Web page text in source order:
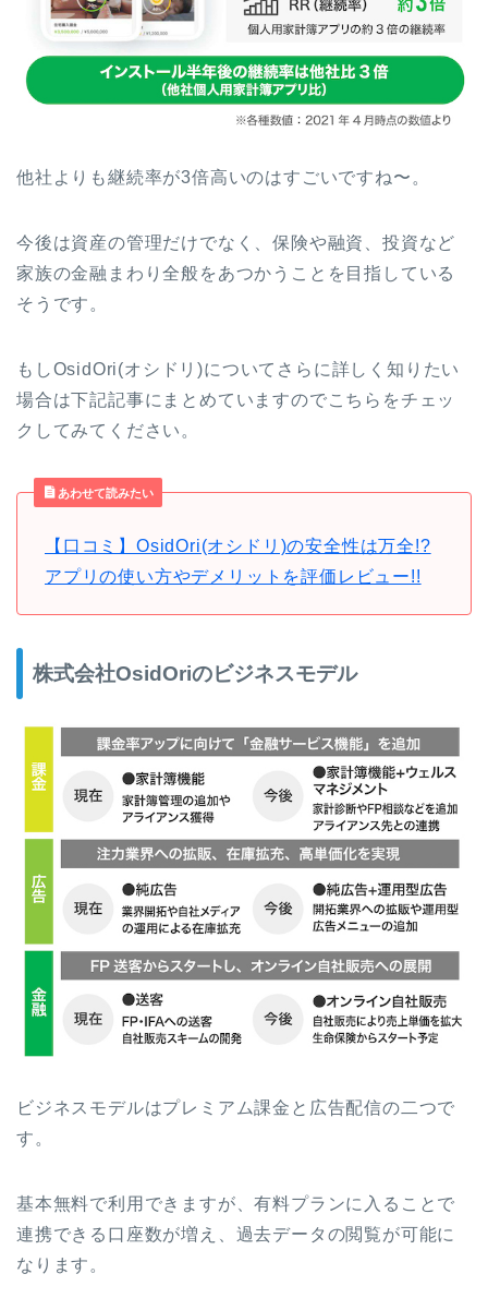
他社よりも継続率が3倍高いのはすごいですね〜。
今後は資産の管理だけでなく、保険や融資、投資など
家族の金融まわり全般をあつかうことを目指している
そうです。
もしOsidOri(オシドリ)についてさらに詳しく知りたい
場合は下記記事にまとめていますのでこちらをチェッ
クしてみてください。
あわせて読みたい
【口コミ】OsidOri(オシドリ)の安全性は万全!?
アプリの使い方やデメリットを評価レビュー!!
株式会社OsidOriのビジネスモデル
ビジネスモデルはプレミアム課金と広告配信の二つで
す。
基本無料で利用できますが、有料プランに入ることで
連携できる口座数が増え、過去データの閲覧が可能に
なります。